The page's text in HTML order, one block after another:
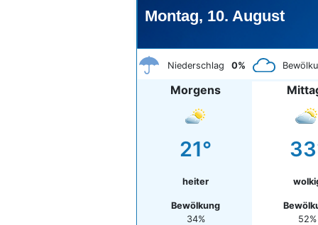
Montag, 10. August
Niederschlag 0%
Morgens
21°
heiter
Bewölkung
34%
52%